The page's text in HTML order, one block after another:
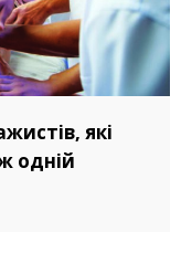
які
одній